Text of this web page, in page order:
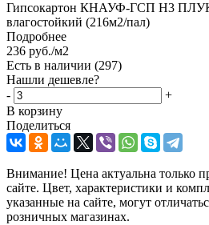
Гипсокартон КНАУФ-ГСП H3 ПЛУК
влагостойкий (216м2/пал)
Подробнее
236 руб./м2
Есть в наличии (297)
Нашли дешевле?
-
+
В корзину
Поделиться
Внимание! Цена актуальна только
сайте. Цвет, характеристики и
указанные на сайте, могут
розничных магазинах.